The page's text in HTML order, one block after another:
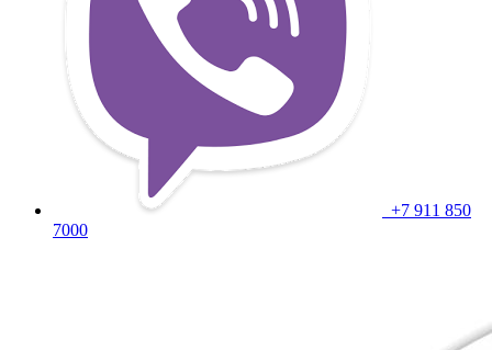
+7 911 850
7000